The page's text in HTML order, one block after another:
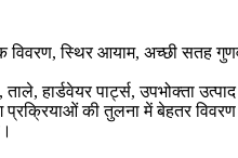
स्थिर आयाम, अच्छी सतह
हार्डवेयर पार्ट्स, उपभोक्ता
प्रक्रियाओं की तुलना में बेहतर